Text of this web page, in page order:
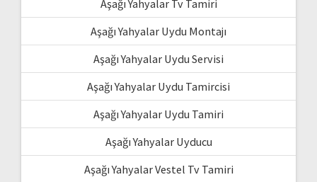
Aşağı Yahyalar Tv Tamiri
Aşağı Yahyalar Uydu Montajı
Aşağı Yahyalar Uydu Servisi
Aşağı Yahyalar Uydu Tamircisi
Aşağı Yahyalar Uydu Tamiri
Aşağı Yahyalar Uyducu
Aşağı Yahyalar Vestel Tv Tamiri